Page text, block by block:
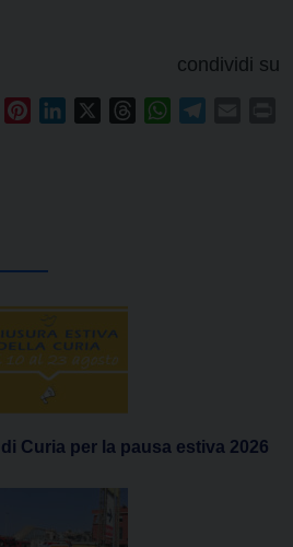
condividi su
FacebookPinterestLinkedIn ThreadsWhatsApp
Curia per la pausa estiva 2026